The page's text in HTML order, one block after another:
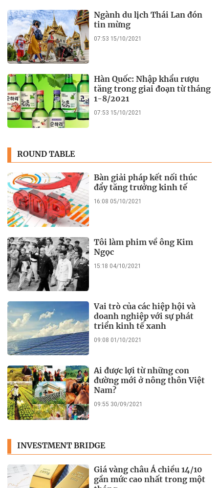
Ngành du lịch Thái Lan đón
tin mừng
07:53 15/10/2021
Hàn Quốc: Nhập khẩu rượu
tăng trong giai đoạn từ tháng
1-8/2021
07:53 15/10/2021
ROUND TABLE
Bàn giải pháp kết nối thúc
đẩy tăng trưởng kinh tế
16:08 05/10/2021
Tôi làm phim về ông Kim
Ngọc
15:18 04/10/2021
Vai trò của các hiệp hội và
doanh nghiệp với sự phát
triển kinh tế xanh
09:08 01/10/2021
Ai được lợi từ những con
đường mới ở nông thôn Việt
Nam?
09:55 30/09/2021
INVESTMENT BRIDGE
Giá vàng châu Á chiều 14/10
gần mức cao nhất trong một